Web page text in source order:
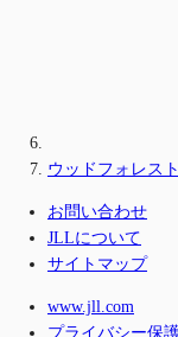
ウッドフォレス
お問い合わせ
JLLについて
サイトマップ
www.jll.com
プライバシー保